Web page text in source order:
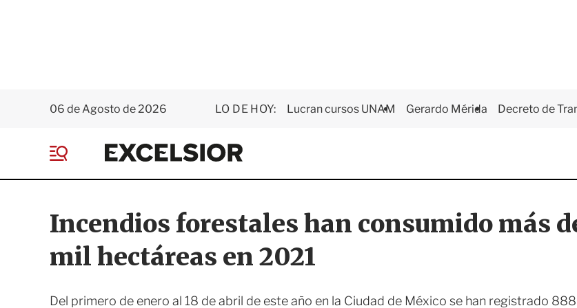
06 de Agosto de 2026 LO DE HOY: Lucran cursos UNAM Gerardo Mérida Decreto de
E
x
e
i
o
r
e
Incendios forestales han consumido más
mil hectáreas en 2021
Del primero de enero al 18 de abril de este año en la Ciudad de México se han registrado 888